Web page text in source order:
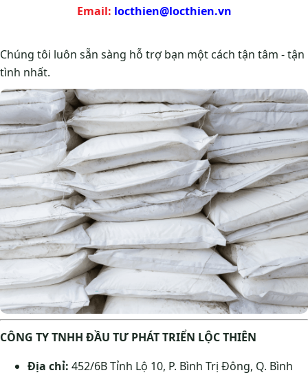
Email: locthien@locthien.vn
Chúng tôi luôn sẵn sàng hỗ trợ bạn một cách tận tâm - tận
tình nhất.
CÔNG TY TNHH ĐẦU TƯ PHÁT TRIỂN LỘC THIÊN
Địa chỉ: 452/6B Tỉnh Lộ 10, P. Bình Trị Đông, Q. Bình